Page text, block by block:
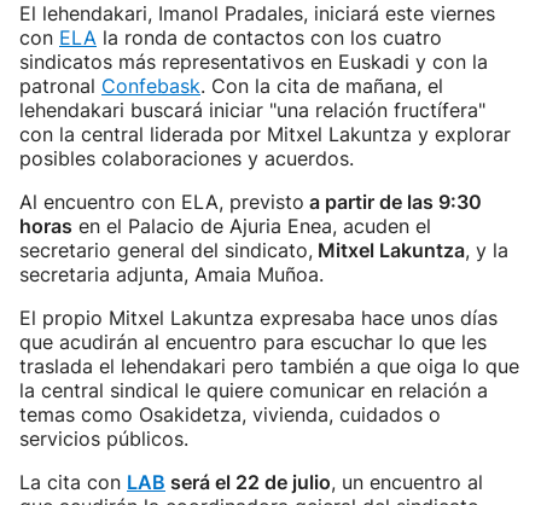
El lehendakari, Imanol Pradales, iniciará este viernes
con ELA la ronda de contactos con los cuatro
sindicatos más representativos en Euskadi y con la
patronal Confebask. Con la cita de mañana, el
lehendakari buscará iniciar "una relación fructífera"
con la central liderada por Mitxel Lakuntza y explorar
posibles colaboraciones y acuerdos.
Al encuentro con ELA, previsto a partir de las 9:30
horas en el Palacio de Ajuria Enea, acuden el
secretario general del sindicato, Mitxel Lakuntza, y la
secretaria adjunta, Amaia Muñoa.
El propio Mitxel Lakuntza expresaba hace unos días
que acudirán al encuentro para escuchar lo que les
traslada el lehendakari pero también a que oiga lo que
la central sindical le quiere comunicar en relación a
temas como Osakidetza, vivienda, cuidados o
servicios públicos.
La cita con LAB será el 22 de julio, un encuentro al